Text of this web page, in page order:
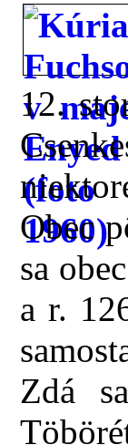
12.
Obec
sa
a r.
Zdá